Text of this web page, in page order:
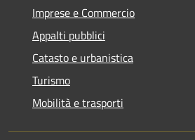
Imprese e Commercio
Appalti pubblici
Catasto e urbanistica
Turismo
Mobilità e trasporti